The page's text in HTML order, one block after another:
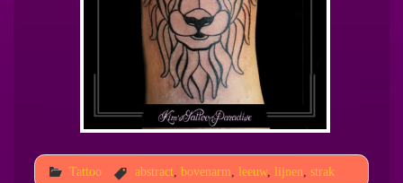
Tattoo abstract, bovenarm leeuw, lijnen strak